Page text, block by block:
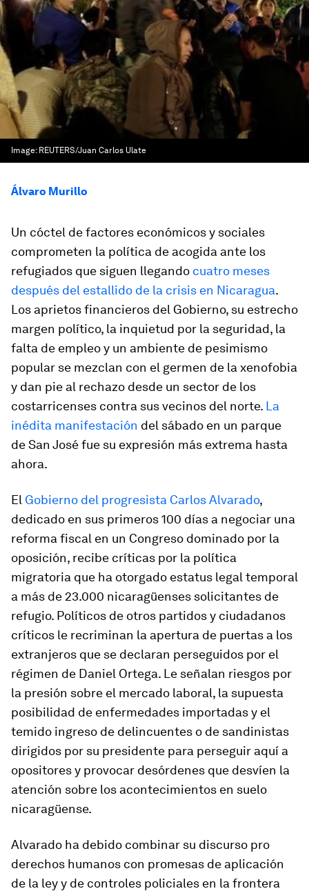
Image: REUTERS/Juan Carlos Ulate
Álvaro Murillo
Un cóctel de factores económicos y sociales
comprometen la política de acogida ante los
refugiados que siguen llegando cuatro meses
después del estallido de la crisis en Nicaragua.
Los aprietos financieros del Gobierno, su estrecho
margen político, la inquietud por la seguridad, la
falta de empleo y un ambiente de pesimismo
popular se mezclan con el germen de la xenofobia
y dan pie al rechazo desde un sector de los
costarricenses contra sus vecinos del norte. La
inédita manifestación del sábado en un parque
de San José fue su expresión más extrema hasta
ahora.
El Gobierno del progresista Carlos Alvarado,
dedicado en sus primeros 100 días a negociar una
reforma fiscal en un Congreso dominado por la
oposición, recibe críticas por la política
migratoria que ha otorgado estatus legal temporal
a más de 23.000 nicaragüenses solicitantes de
refugio. Políticos de otros partidos y ciudadanos
críticos le recriminan la apertura de puertas a los
extranjeros que se declaran perseguidos por el
régimen de Daniel Ortega. Le señalan riesgos por
la presión sobre el mercado laboral, la supuesta
posibilidad de enfermedades importadas y el
temido ingreso de delincuentes o de sandinistas
dirigidos por su presidente para perseguir aquí a
opositores y provocar desórdenes que desvíen la
atención sobre los acontecimientos en suelo
nicaragüense.
Alvarado ha debido combinar su discurso pro
derechos humanos con promesas de aplicación
de la ley y de controles policiales en la frontera